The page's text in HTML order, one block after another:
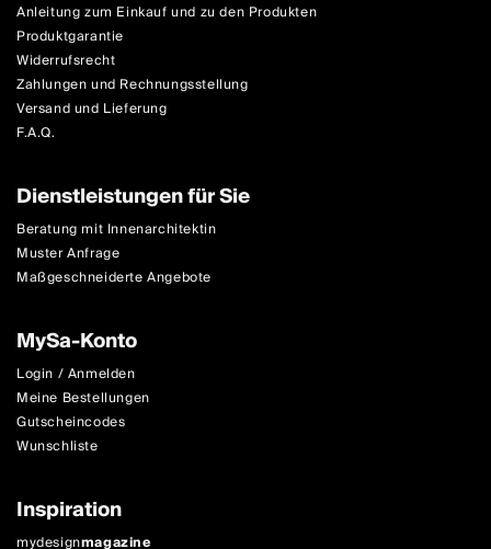
Anleitung zum Einkauf und zu den Produkten
Produktgarantie
Widerrufsrecht
Zahlungen und Rechnungsstellung
Versand und Lieferung
F.A.Q.
Dienstleistungen für Sie
Beratung mit Innenarchitektin
Muster Anfrage
Maßgeschneiderte Angebote
MySa-Konto
Login / Anmelden
Meine Bestellungen
Gutscheincodes
Wunschliste
Inspiration
mydesignmagazine